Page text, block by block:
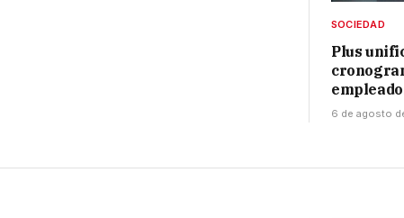
SOCIEDAD
Plus
6 de agosto